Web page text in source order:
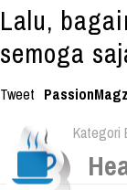
Lalu,
semoga
Tweet
Kategori